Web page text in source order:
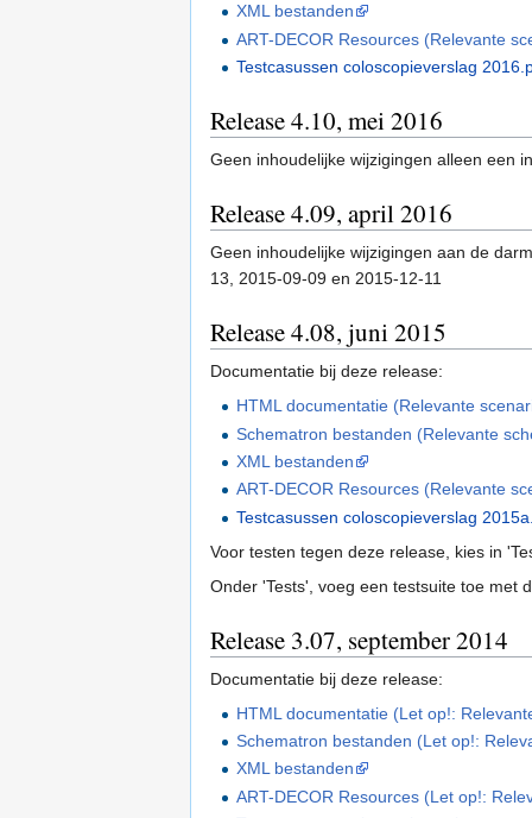
XML bestanden
ART-DECOR Resources (Relevante
Testcasussen coloscopieverslag
Release 4.10, mei 2016
Geen inhoudelijke wijzigingen alleen een
Release 4.09, april 2016
Geen inhoudelijke wijzigingen aan de
13, 2015-09-09 en 2015-12-11
Release 4.08, juni 2015
Documentatie bij deze release:
HTML documentatie (Relevante
Schematron bestanden (Relevante
XML bestanden
ART-DECOR Resources (Relevante
Testcasussen coloscopieverslag
Voor testen tegen deze release, kies in
Onder 'Tests', voeg een testsuite toe met
Release 3.07, september 2014
Documentatie bij deze release:
HTML documentatie (Let op!:
Schematron bestanden (Let op!:
XML bestanden
ART-DECOR Resources (Let op!: